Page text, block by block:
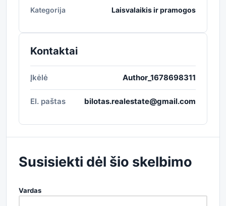
Kategorija Laisvalaikis ir pramogos
Kontaktai
Įkėlė Author_1678698311
El. paštas bilotas.realestate@gmail.com
Susisiekti dėl šio skelbimo
Vardas